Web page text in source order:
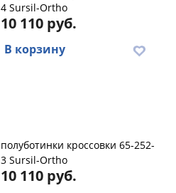
4 Sursil-Ortho
10 110 руб.
В корзину
полуботинки кроссовки 65-252-
3 Sursil-Ortho
10 110 руб.